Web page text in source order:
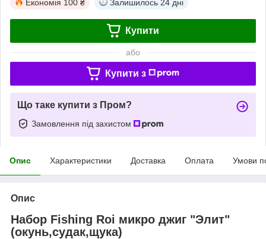
Економія 100 ₴ Залишилось 24 дні
Купити
або
Купити з
Що таке купити з Пром?
Замовлення під захистом
Опис Характеристики Доставка Оплата Умови
Опис
Набор Fishing Roi микро джиг "Элит"
(окунь,судак,щука)